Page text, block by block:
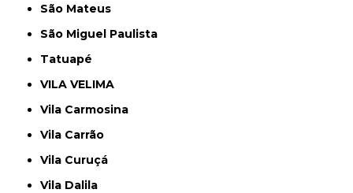
São Mateus
São Miguel Paulista
Tatuapé
VILA VELIMA
Vila Carmosina
Vila Carrão
Vila Curuçá
Vila Dalila